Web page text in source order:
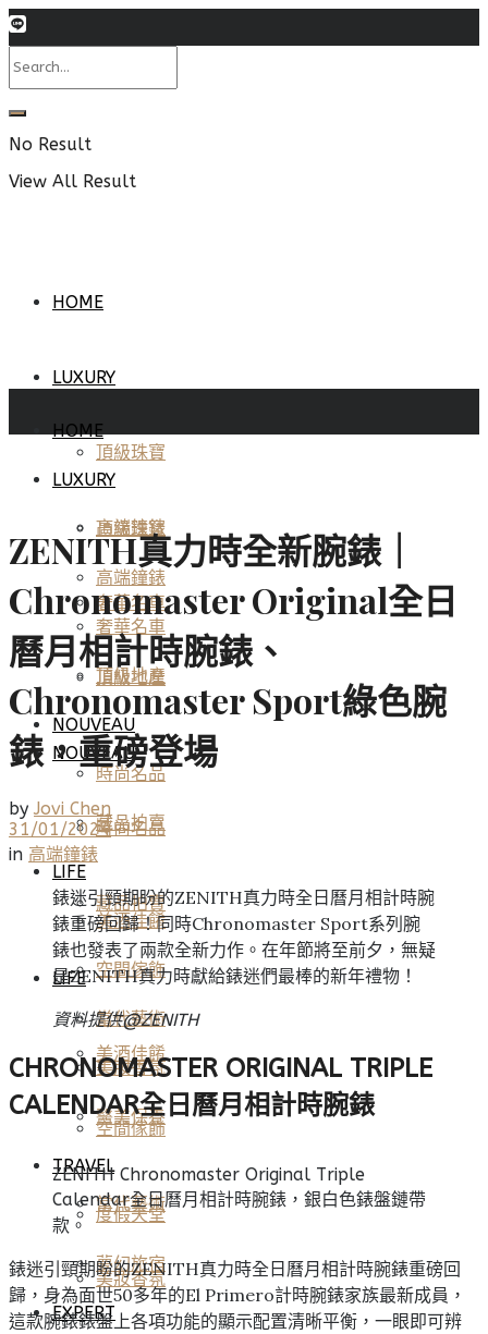
No Result
View All Result
HOME
LUXURY
頂級珠寶
高端鐘錶
奢華名車
頂級地產
NOUVEAU
時尚名品
藏品拍賣
LIFE
美酒佳餚
空間傢飾
當代藝術
美妝香氛
HOME
LUXURY
頂級珠寶
高端鐘錶
奢華名車
頂級地產
NOUVEAU
時尚名品
藏品拍賣
LIFE
美酒佳餚
空間傢飾
當代藝術
美妝香氛
醫美保養
TRAVEL
度假天堂
夢幻旅宿
EXPERT
ZENITH真力時全新腕錶｜
Chronomaster Original全日
曆月相計時腕錶、
Chronomaster Sport綠色腕
錶，重磅登場
by Jovi Chen
31/01/2024
in 高端鐘錶
錶迷引頸期盼的ZENITH真力時全日曆月相計時腕
錶重磅回歸！同時Chronomaster Sport系列腕
錶也發表了兩款全新力作。在年節將至前夕，無疑
是ZENITH真力時獻給錶迷們最棒的新年禮物！
資料提供@ZENITH
CHRONOMASTER ORIGINAL TRIPLE
CALENDAR全日曆月相計時腕錶
ZENITH Chronomaster Original Triple
Calendar全日曆月相計時腕錶，銀白色錶盤鏈帶
款。
錶迷引頸期盼的ZENITH真力時全日曆月相計時腕錶重磅回
歸，身為面世50多年的El Primero計時腕錶家族最新成員，
這款腕錶錶盤上各項功能的顯示配置清晰平衡，一眼即可辨